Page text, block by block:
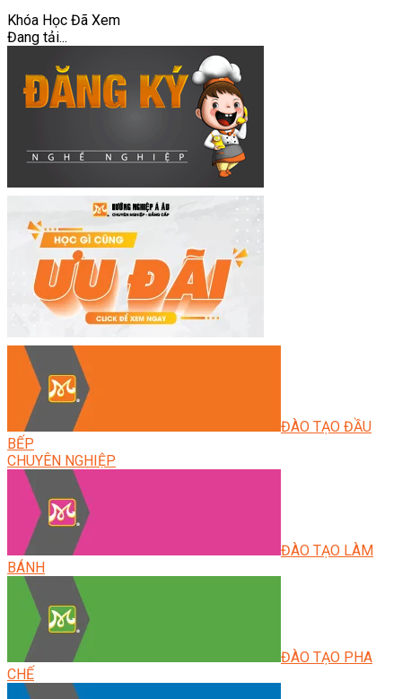
Khóa Học Đã Xem
Đang tải...
ĐÀO TẠO ĐẦU
BẾP
CHUYÊN NGHIỆP
ĐÀO TẠO LÀM
BÁNH
ĐÀO TẠO PHA
CHẾ